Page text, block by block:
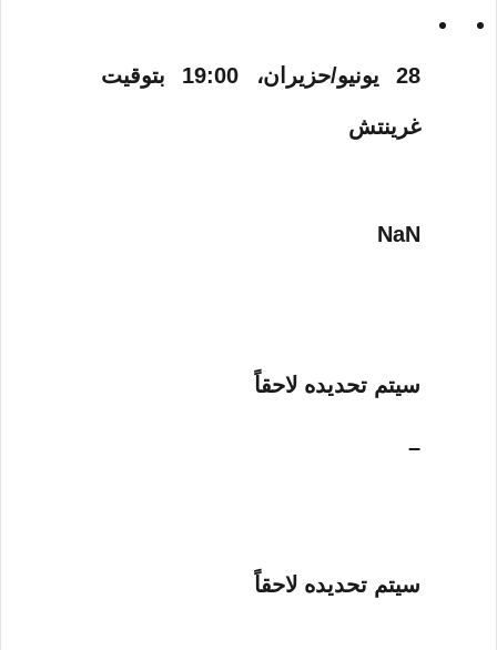
28 يونيو/حزيران، 19:00 بتوقيت
غرينتش
NaN
سيتم تحديده لاحقاً
–
سيتم تحديده لاحقاً